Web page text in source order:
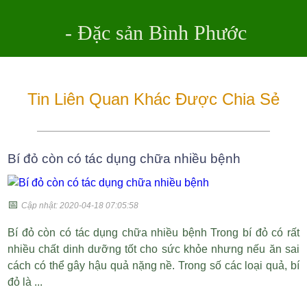
- Đặc sản Bình Phước
Tin Liên Quan Khác Được Chia Sẻ
Bí đỏ còn có tác dụng chữa nhiều bệnh
📅Cập nhật: 2020-04-18 07:05:58
Bí đỏ còn có tác dụng chữa nhiều bệnh Trong bí đỏ có rất
nhiều chất dinh dưỡng tốt cho sức khỏe nhưng nếu ăn sai
cách có thể gây hậu quả nặng nề. Trong số các loại quả, bí
đỏ là ...